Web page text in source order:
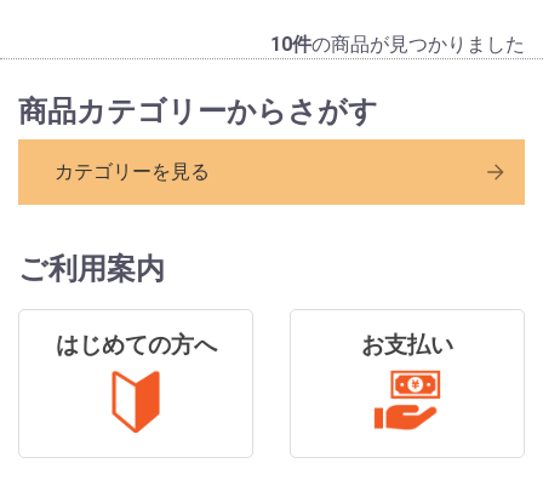
10件の商品が見つかりました
商品カテゴリーからさがす
カテゴリーを見る
ご利用案内
はじめての方へ お支払い